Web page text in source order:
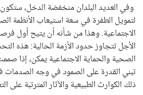
وفي العديد البلدان منخفضة الدخل،
لتمويل الطفرة في سعة استيعاب الأنظمة
الاجتماعية. وهذا من شأنه أن يتيح أول
الأجل تتجاوز حدود الأزمة الحالية: هذه
الصحية والحماية الاجتماعية يمكن، إذا
تبني القدرة على الصمود في وجه الصدمات
ذلك الكوارث الطبيعية والآثار المترتبة على